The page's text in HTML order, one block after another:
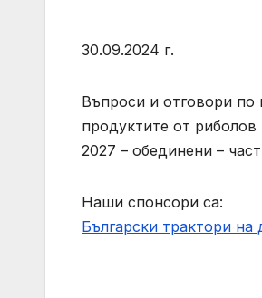
30.09.2024 г.
Въпроси и отговори по
продуктите от
2027 – обединени –
Наши спонсори са:
Български трактори